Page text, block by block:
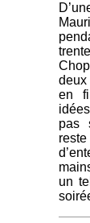
deux
en
pas
un